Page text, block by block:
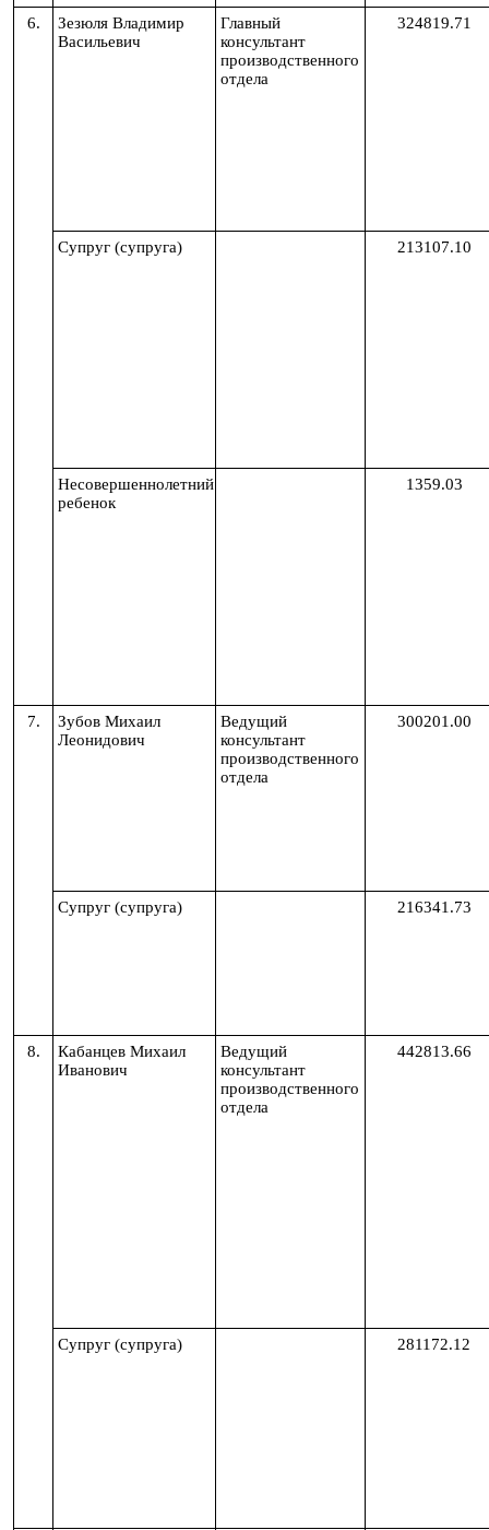
6. Зезюля Владимир
Васильевич
Главный
консультант
производственного
отдела
324819.71
Супруг (супруга) 213107.10
Несовершеннолетний
ребенок
1359.03
7.
Зубов Михаил
Леонидович
Ведущий
консультант
производственного
отдела
300201.00
Супруг (супруга) 216341.73
8.
Кабанцев Михаил
Иванович
Ведущий
консультант
производственного
отдела
442813.66
Супруг (супруга) 281172.12